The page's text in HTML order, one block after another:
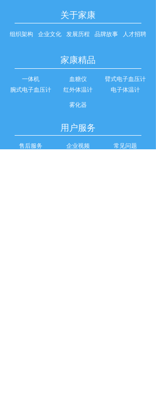
关于家康
组织架构 企业文化 发展历程 品牌故事 人才招聘
家康精品
一体机 血糖仪
臂式电子血压计
腕式电子血压计
红外体温计
电子体温计
雾化器
用户服务
售后服务 企业视频
常见问题